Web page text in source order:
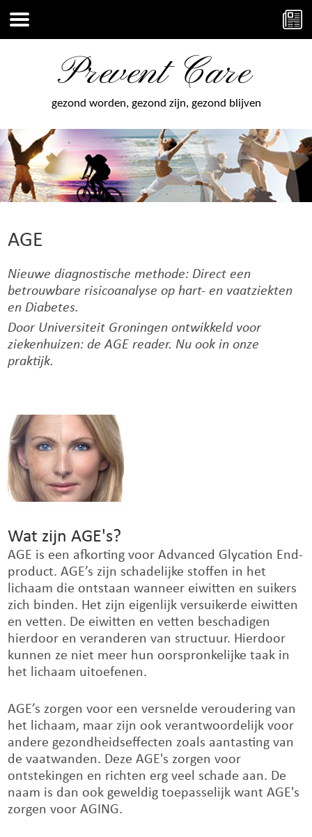
Prevent Care
gezond worden, gezond zijn, gezond blijven
AGE
Nieuwe diagnostische methode: Direct een
betrouwbare risicoanalyse op hart- en vaatziekten
en Diabetes.
Door Universiteit Groningen ontwikkeld voor
ziekenhuizen: de AGE reader. Nu ook in onze
praktijk.
Wat zijn AGE's?
AGE is een afkorting voor Advanced Glycation End-
product. AGE’s zijn schadelijke stoffen in het
lichaam die ontstaan wanneer eiwitten en suikers
zich binden. Het zijn eigenlijk versuikerde eiwitten
en vetten. De eiwitten en vetten beschadigen
hierdoor en veranderen van structuur. Hierdoor
kunnen ze niet meer hun oorspronkelijke taak in
het lichaam uitoefenen.
AGE’s zorgen voor een versnelde veroudering van
het lichaam, maar zijn ook verantwoordelijk voor
andere gezondheidseffecten zoals aantasting van
de vaatwanden. Deze AGE's zorgen voor
ontstekingen en richten erg veel schade aan. De
naam is dan ook geweldig toepasselijk want AGE's
zorgen voor AGING.